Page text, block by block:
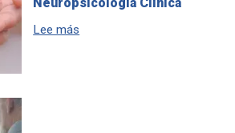
Lee más